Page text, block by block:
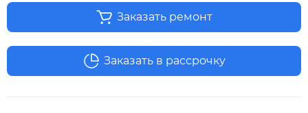
Заказать ремонт
Заказать в рассрочку